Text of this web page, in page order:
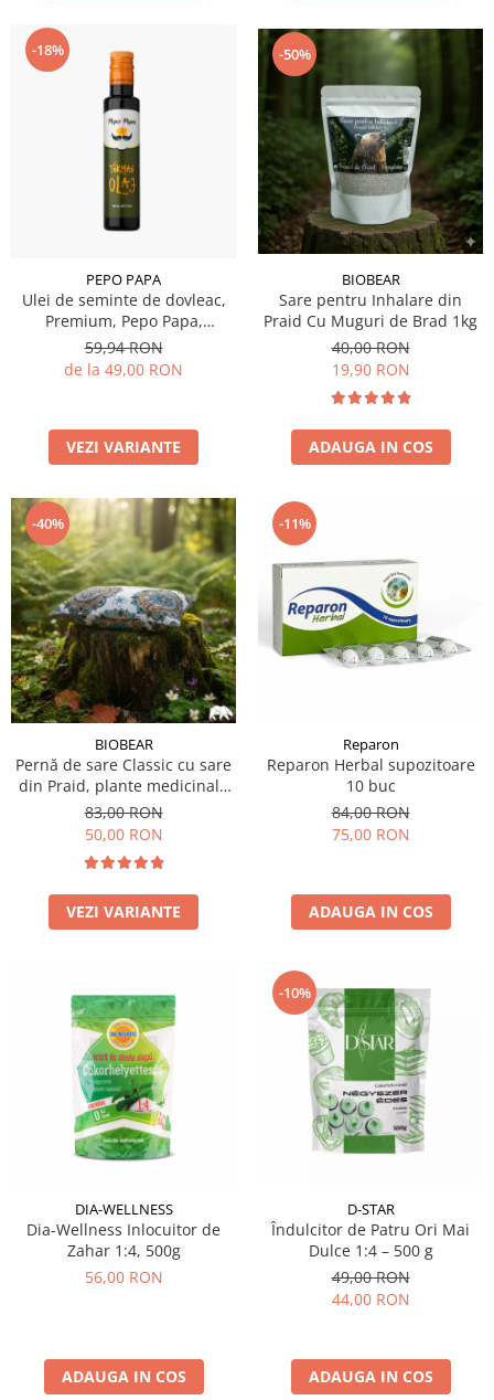
-18%
PEPO PAPA
Ulei de seminte de dovleac,
Premium, Pepo Papa,
250/500/1000 ml
59,94 RON
de la 49,00 RON
VEZI VARIANTE
-50%
BIOBEAR
Sare pentru Inhalare din
Praid Cu Muguri de Brad 1kg
40,00 RON
19,90 RON
ADAUGA IN COS
-40%
BIOBEAR
Pernă de sare Classic cu sare
din Praid, plante medicinale
şi ulei esenţială de lavandă
83,00 RON
50,00 RON
VEZI VARIANTE
-11%
Reparon
Reparon Herbal supozitoare
10 buc
84,00 RON
75,00 RON
ADAUGA IN COS
DIA-WELLNESS
Dia-Wellness Inlocuitor de
Zahar 1:4, 500g
56,00 RON
ADAUGA IN COS
-10%
D-STAR
Îndulcitor de Patru Ori Mai
Dulce 1:4 – 500 g
49,00 RON
44,00 RON
ADAUGA IN COS